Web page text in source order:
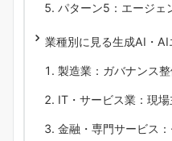
パターン5：エージェ
業種別に見る生成AI・
製造業：ガバナンス
IT・サービス業：現
金融・専門サービス